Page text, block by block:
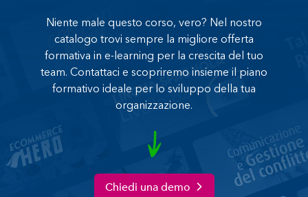
Niente male questo corso, vero? Nel nostro
catalogo trovi sempre la migliore offerta
formativa in e-learning per la crescita del tuo
team. Contattaci e scopriremo insieme il piano
formativo ideale per lo sviluppo della tua
organizzazione.
Chiedi una demo